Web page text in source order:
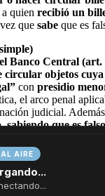
AL AIRE